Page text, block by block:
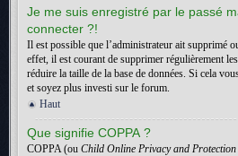
Je me suis enregistré par le passé
connecter ?!
Il est possible que l’administrateur ait supprimé
effet, il est courant de supprimer régulièrement
réduire la taille de la base de données. Si cela
et soyez plus investi sur le forum.
Haut
Que signifie COPPA ?
COPPA (ou Child Online Privacy and Protection